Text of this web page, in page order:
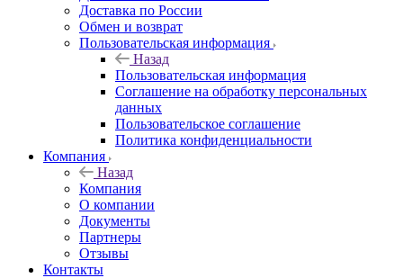
Доставка по России
Обмен и возврат
Пользовательская информация
Назад
Пользовательская информация
Соглашение на обработку персональных
данных
Пользовательское соглашение
Политика конфиденциальности
Компания
Назад
Компания
О компании
Документы
Партнеры
Отзывы
Контакты